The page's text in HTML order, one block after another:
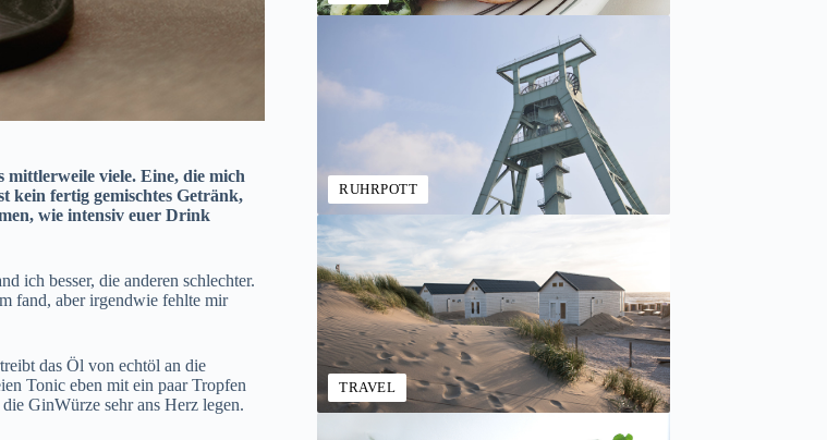
viele. Eine, die mich
kein fertig gemischtes Getränk,
wie intensiv euer Drink
ich besser, die anderen schlechter.
fand, aber irgendwie fehlte mir
das Öl von echtöl an die
Tonic eben mit ein paar Tropfen
GinWürze sehr ans Herz legen.
RUHRPOTT
TRAVEL